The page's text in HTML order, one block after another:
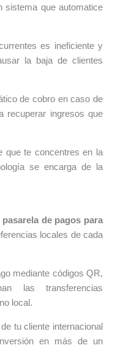
sistema que automatice
es ineficiente y
la baja de clientes
de cobro en caso de
recuperar ingresos que
que te concentres en la
se encarga de la
pasarela de pagos para
locales de cada
mediante códigos QR,
las transferencias
local.
tu cliente internacional
en más de un